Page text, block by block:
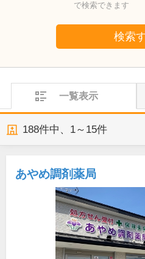
で検索できます
検索
一覧表示
188件中、 1～15件
あやめ調剤薬局